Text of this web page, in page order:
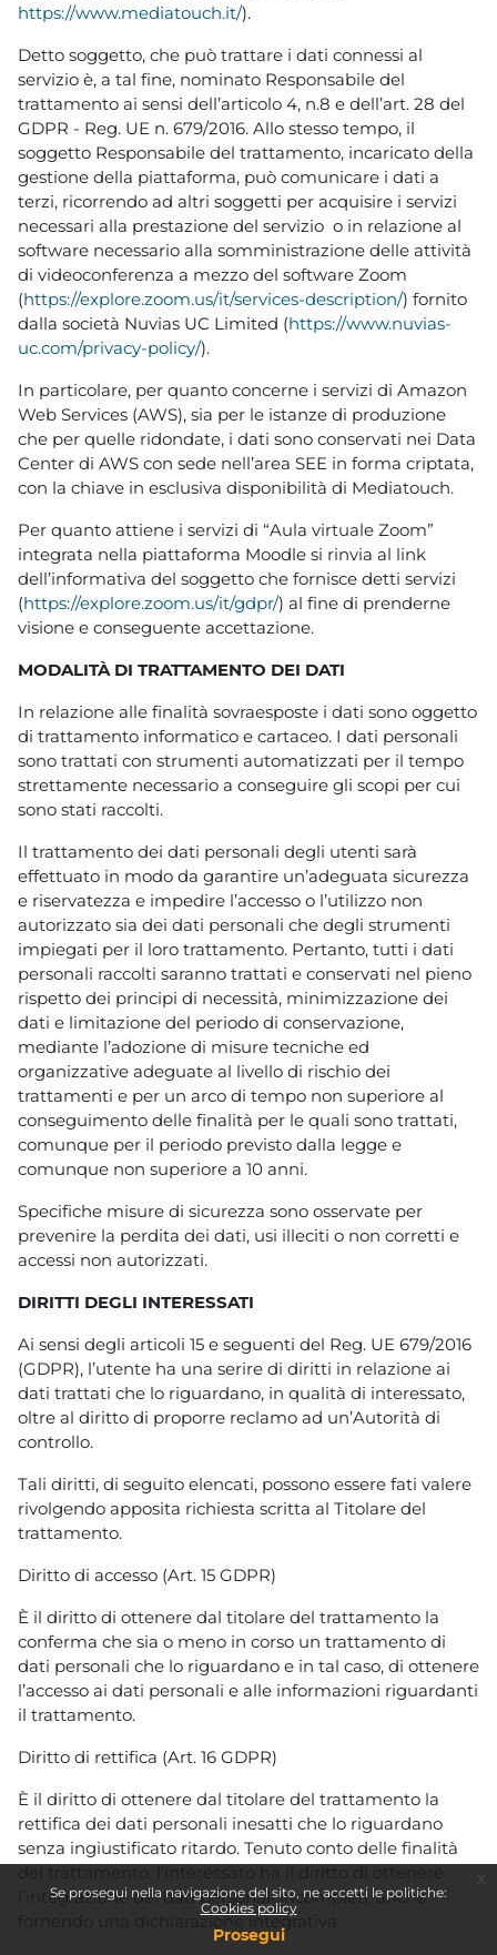
Se prosegui nella navigazione del sito, ne accetti le politiche:
Cookies policy
Prosegui
https://www.mediatouch.it/).
Detto soggetto, che può trattare i dati connessi al
servizio è, a tal fine, nominato Responsabile del
trattamento ai sensi dell’articolo 4, n.8 e dell’art. 28 del
GDPR - Reg. UE n. 679/2016. Allo stesso tempo, il
soggetto Responsabile del trattamento, incaricato della
gestione della piattaforma, può comunicare i dati a
terzi, ricorrendo ad altri soggetti per acquisire i servizi
necessari alla prestazione del servizio o in relazione al
software necessario alla somministrazione delle attività
di videoconferenza a mezzo del software Zoom
(https://explore.zoom.us/it/services-description/) fornito
dalla società Nuvias UC Limited (https://www.nuvias-
uc.com/privacy-policy/).
In particolare, per quanto concerne i servizi di Amazon
Web Services (AWS), sia per le istanze di produzione
che per quelle ridondate, i dati sono conservati nei Data
Center di AWS con sede nell’area SEE in forma criptata,
con la chiave in esclusiva disponibilità di Mediatouch.
Per quanto attiene i servizi di “Aula virtuale Zoom”
integrata nella piattaforma Moodle si rinvia al link
dell’informativa del soggetto che fornisce detti servizi
(https://explore.zoom.us/it/gdpr/) al fine di prenderne
visione e conseguente accettazione.
MODALITÀ DI TRATTAMENTO DEI DATI
In relazione alle finalità sovraesposte i dati sono oggetto
di trattamento informatico e cartaceo. I dati personali
sono trattati con strumenti automatizzati per il tempo
strettamente necessario a conseguire gli scopi per cui
sono stati raccolti.
Il trattamento dei dati personali degli utenti sarà
effettuato in modo da garantire un’adeguata sicurezza
e riservatezza e impedire l’accesso o l’utilizzo non
autorizzato sia dei dati personali che degli strumenti
impiegati per il loro trattamento. Pertanto, tutti i dati
personali raccolti saranno trattati e conservati nel pieno
rispetto dei principi di necessità, minimizzazione dei
dati e limitazione del periodo di conservazione,
mediante l’adozione di misure tecniche ed
organizzative adeguate al livello di rischio dei
trattamenti e per un arco di tempo non superiore al
conseguimento delle finalità per le quali sono trattati,
comunque per il periodo previsto dalla legge e
comunque non superiore a 10 anni.
Specifiche misure di sicurezza sono osservate per
prevenire la perdita dei dati, usi illeciti o non corretti e
accessi non autorizzati.
DIRITTI DEGLI INTERESSATI
Ai sensi degli articoli 15 e seguenti del Reg. UE 679/2016
(GDPR), l’utente ha una serire di diritti in relazione ai
dati trattati che lo riguardano, in qualità di interessato,
oltre al diritto di proporre reclamo ad un’Autorità di
controllo.
Tali diritti, di seguito elencati, possono essere fati valere
rivolgendo apposita richiesta scritta al Titolare del
trattamento.
Diritto di accesso (Art. 15 GDPR)
È il diritto di ottenere dal titolare del trattamento la
conferma che sia o meno in corso un trattamento di
dati personali che lo riguardano e in tal caso, di ottenere
l’accesso ai dati personali e alle informazioni riguardanti
il trattamento.
Diritto di rettifica (Art. 16 GDPR)
È il diritto di ottenere dal titolare del trattamento la
rettifica dei dati personali inesatti che lo riguardano
senza ingiustificato ritardo. Tenuto conto delle finalità
l’integrazione dei dati personali incompleti, anche
fornendo una dichiarazione integrativa.